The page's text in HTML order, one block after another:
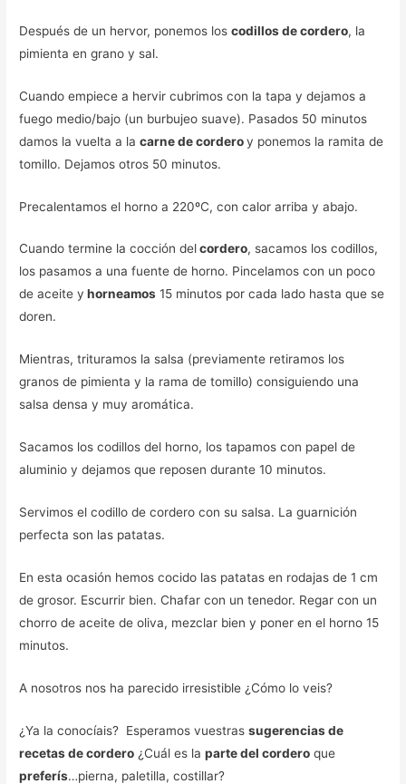
Después de un hervor, ponemos loscodillos de cordero, la
pimienta en grano y sal.
Cuando empiece a hervir cubrimos con la tapa y dejamos a
fuego medio/bajo (un burbujeo suave). Pasados 50 minutos
damos la vuelta a lacarne de corderoy ponemos la ramita de
tomillo. Dejamos otros 50 minutos.
Precalentamos el horno a 220ºC, con calor arriba y abajo.
Cuando termine la cocción delcordero, sacamos los codillos,
los pasamos a una fuente de horno. Pincelamos con un poco
de aceite y horneamos 15 minutos por cada lado hasta que se
doren.
Mientras, trituramos la salsa (previamente retiramos los
granos de pimienta y la rama de tomillo) consiguiendo una
salsa densa y muy aromática.
Sacamos los codillos del horno, los tapamos con papel de
aluminio y dejamos que reposen durante 10 minutos.
Servimos el codillo de cordero con su salsa. La guarnición
perfecta son las patatas.
En esta ocasión hemos cocido las patatas en rodajas de 1 cm
de grosor. Escurrir bien. Chafar con un tenedor. Regar con un
chorro de aceite de oliva, mezclar bien y poner en el horno 15
minutos.
A nosotros nos ha parecido irresistible ¿Cómo lo veis?
¿Ya la conocíais? Esperamos vuestrassugerencias de
recetas de cordero ¿Cuál es laparte del cordero que
preferís…pierna, paletilla, costillar?